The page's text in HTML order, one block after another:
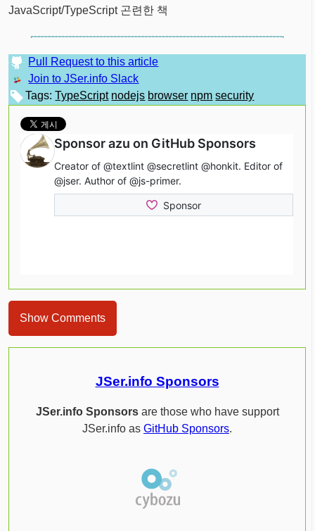
JavaScript/TypeScript 곤련한 책
Pull Request to this article
Join to JSer.info Slack
Tags: TypeScript nodejs browser npm security
Show Comments
JSer.info Sponsors
JSer.info Sponsorsare those who have support
JSer.info as GitHub Sponsors.